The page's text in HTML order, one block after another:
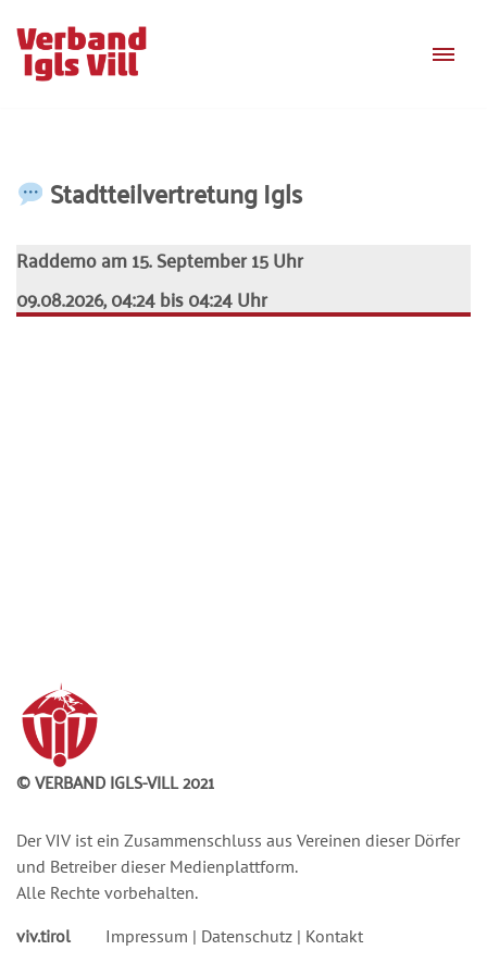
Zum
Inhalt
Stadtteilvertretung Igls
Raddemo am 15. September 15 Uhr
09.08.2026, 04:24 bis 04:24 Uhr
© VERBAND IGLS-VILL 2021
Der VIV ist ein Zusammenschluss aus Vereinen dieser Dörfer
und Betreiber dieser Medienplattform.
Alle Rechte vorbehalten.
viv.tirol
Impressum | Datenschutz | Kontakt